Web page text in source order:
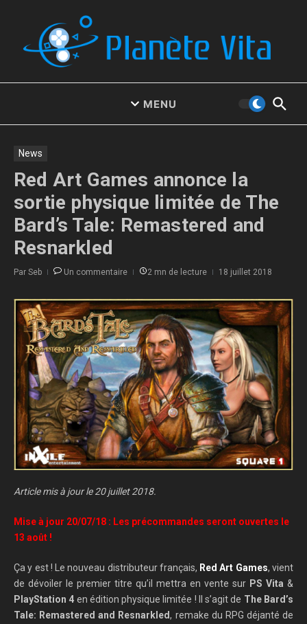
MENU
News
Red Art Games annonce la
sortie physique limitée de The
Bard’s Tale: Remastered and
Resnarkled
Par Seb Un commentaire 2 mn de lecture 18 juillet 2018
Article mis à jour le 20 juillet 2018.
Mise à jour 20/07/18 : Les précommandes seront ouvertes le
13 août !
Ça y est ! Le nouveau distributeur français, Red Art Games, vient
de dévoiler le premier titre qu’il mettra en vente sur PS Vita &
PlayStation 4 en édition physique limitée ! Il s’agit de The Bard’s
Tale: Remastered and Resnarkled, remake du RPG déjanté de